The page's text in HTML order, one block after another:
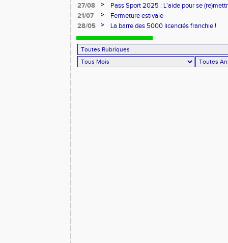
27/08
>
Pass Sport 2025 : L'aide pour se
21/07
>
Fermeture estivale
28/05
> La barre des 5000 licenciés franchie !